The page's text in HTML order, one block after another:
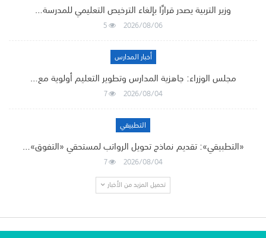
وزير التربية يصدر قرارًا بإلغاء الترخيص التعليمي للمدرسة…
2026/08/06
5
أخبار المدارس
مجلس الوزراء: جاهزية المدارس وتطوير التعليم أولوية مع…
2026/08/04
7
التطبيقي
«التطبيقي»: تقديم نماذج تحويل الرواتب لمستحقي «التفوق»…
2026/08/04
7
تحميل المزيد من الأخبار